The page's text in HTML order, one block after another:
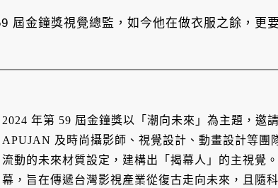
屆金鐘獎視覺總監，如今他在做衣服之餘，更
2024 年第 59 屆金鐘獎以「潮向未來」為主題，邀
APUJAN 及時尚攝影師、視覺設計、動畫設計等團
流動的未來材質設定，建構出「揭幕人」的主視覺
幕，旨在傳遞台灣影視產業從復古走向未來，且隨